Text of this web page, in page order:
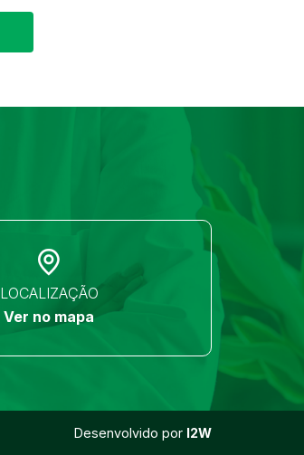
LOCALIZAÇÃO
Ver no mapa
Desenvolvido por I2W